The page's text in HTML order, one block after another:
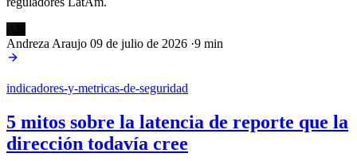
Andreza Araujo 09 de julio de 2026 ·9 min
indicadores-y-metricas-de-seguridad
5 mitos sobre la latencia de reporte que la
dirección todavía cree